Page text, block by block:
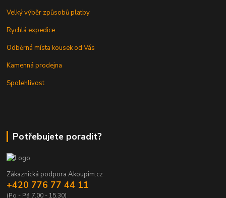
Velký výběr způsobů platby
Rychlá expedice
Odběrná místa kousek od Vás
Kamenná prodejna
Spolehlivost
Potřebujete poradit?
Zákaznická podpora Akoupim.cz
+420 776 77 44 11
(Po - Pá 7.00 - 15.30)